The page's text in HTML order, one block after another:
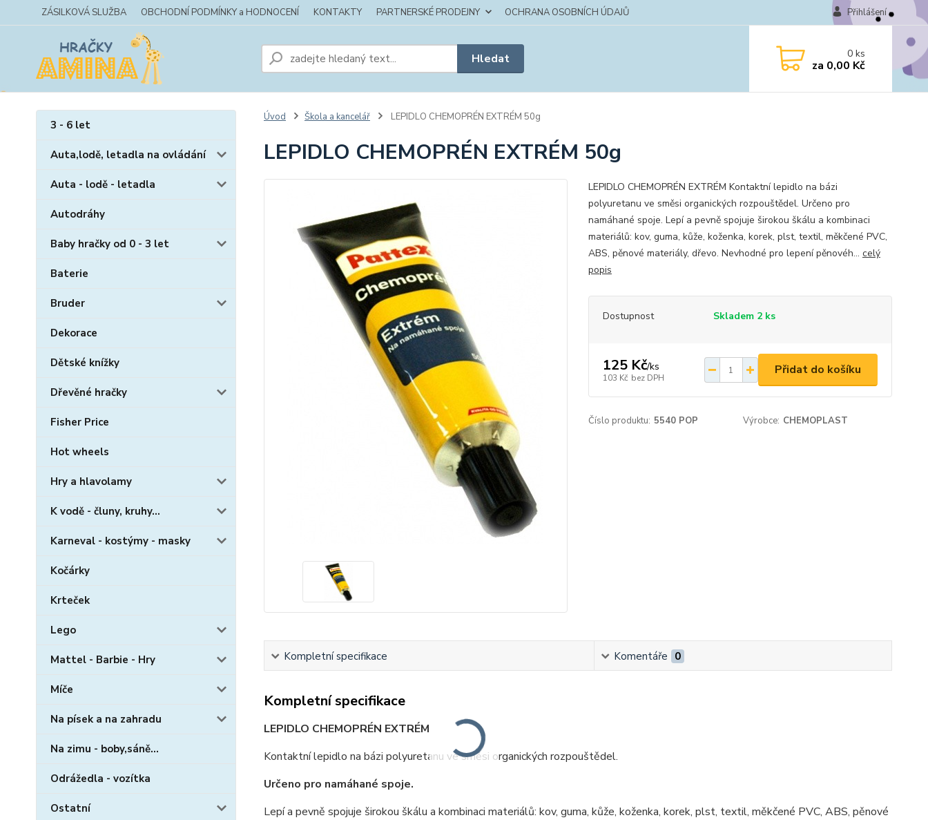
ZÁSILKOVÁ SLUŽBA OBCHODNÍ PODMÍNKY a HODNOCENÍ KONTAKTY PARTNERSKÉ PRODEJNY OCHRANA OSOBNÍCH ÚDAJŮ Přihlášení
Hledat 0ks
za 0,00 Kč
3 - 6 let
Auta,lodě, letadla na ovládání
Auta - lodě - letadla
Autodráhy
Baby hračky od 0 - 3 let
Baterie
Bruder
Dekorace
Dětské knížky
Dřevěné hračky
Fisher Price
Hot wheels
Hry a hlavolamy
K vodě - čluny, kruhy...
Karneval - kostýmy - masky
Kočárky
Krteček
Lego
Mattel - Barbie - Hry
Míče
Na písek a na zahradu
Na zimu - boby,sáně...
Odrážedla - vozítka
Ostatní
Úvod Škola a kancelář LEPIDLO CHEMOPRÉN EXTRÉM 50g
LEPIDLO CHEMOPRÉN EXTRÉM 50g
LEPIDLO CHEMOPRÉN EXTRÉM Kontaktní lepidlo na bázi
polyuretanu ve směsi organických rozpouštědel. Určeno pro
namáhané spoje. Lepí a pevně spojuje širokou škálu a kombinaci
materiálů: kov, guma, kůže, koženka, korek, plst, textil, měkčené PVC,
ABS, pěnové materiály, dřevo. Nevhodné pro lepení pěnovéh... celý
popis
Dostupnost Skladem 2 ks
125 Kč/ks
103 Kč bez DPH
Přidat do košíku
Číslo produktu: 5540 POP Výrobce: CHEMOPLAST
Kompletní specifikace Komentáře 0
Kompletní specifikace
LEPIDLO CHEMOPRÉN EXTRÉM
Kontaktní lepidlo na bázi polyuretanu ve směsi organických rozpouštědel.
Určeno pro namáhané spoje.
Lepí a pevně spojuje širokou škálu a kombinaci materiálů: kov, guma, kůže, koženka, korek, plst, textil, měkčené PVC, ABS, pěnové